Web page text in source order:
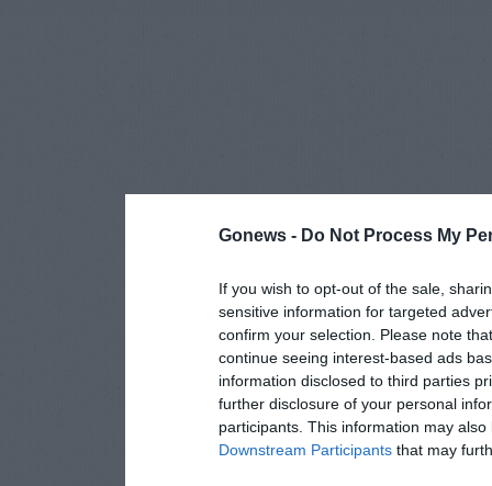
Gonews - Do Not Process My
If you wish to opt-out of the sale,
sensitive information for targeted
confirm your selection. Please note
continue seeing interest-based ads
information disclosed to third parties
further disclosure of your personal
participants. This information may
Downstream Participants that may